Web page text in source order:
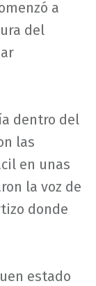
a
del
dentro del
las
en unas
la voz de
donde
estado